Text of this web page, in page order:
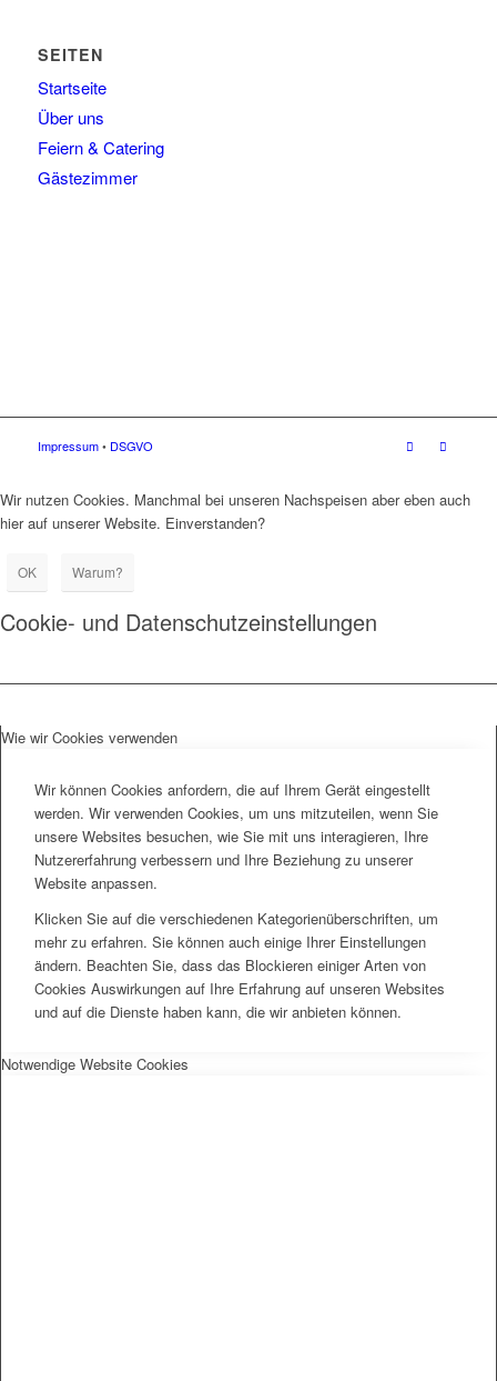
SEITEN
Startseite
Über uns
Feiern & Catering
Gästezimmer
Impressum• DSGVO
Wir nutzen Cookies. Manchmal bei unseren Nachspeisen aber eben auch
hier auf unserer Website. Einverstanden?
OK Warum?
Cookie- und Datenschutzeinstellungen
Wie wir Cookies verwenden
Wir können Cookies anfordern, die auf Ihrem Gerät eingestellt
werden. Wir verwenden Cookies, um uns mitzuteilen, wenn Sie
unsere Websites besuchen, wie Sie mit uns interagieren, Ihre
Nutzererfahrung verbessern und Ihre Beziehung zu unserer
Website anpassen.
Klicken Sie auf die verschiedenen Kategorienüberschriften, um
mehr zu erfahren. Sie können auch einige Ihrer Einstellungen
ändern. Beachten Sie, dass das Blockieren einiger Arten von
Cookies Auswirkungen auf Ihre Erfahrung auf unseren Websites
und auf die Dienste haben kann, die wir anbieten können.
Notwendige Website Cookies